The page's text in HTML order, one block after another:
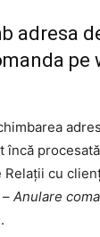
adresa
pe
încă
cu
Anulare
.